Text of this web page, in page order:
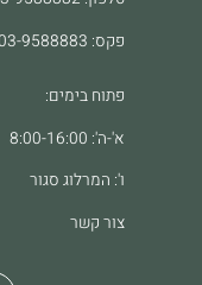
פקס: 03-9588883
פתוח בימים:
א'-ה': 8:00-16:00
ו': המרלוג סגור
צור קשר